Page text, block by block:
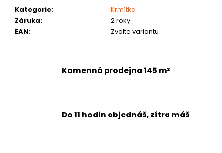
Kategorie:
Krmítka
Záruka:
2 roky
EAN: Zvolte variantu
Kamenná prodejna 145 m²
Do 11 hodin objednáš, zítra máš
u